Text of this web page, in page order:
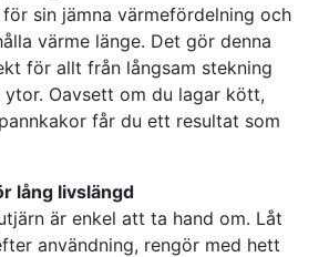
sin jämna värmefördelning och
värme länge. Det gör denna
för allt från långsam stekning
Oavsett om du lagar kött,
får du ett resultat som
lång livslängd
är enkel att ta hand om. Låt
användning, rengör med hett